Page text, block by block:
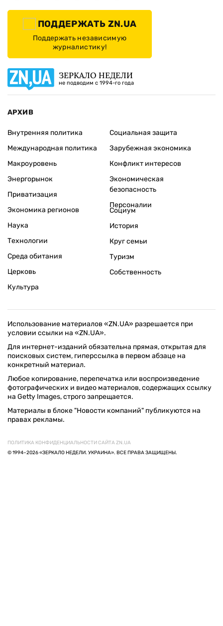
ПОДДЕРЖАТЬ ZN.UA
Поддержать независимую
журналистику!
ЗЕРКАЛО НЕДЕЛИ
не подводим с 1994-го года
АРХИВ
Внутренняя политика
Международная политика
Макроуровень
Энергорынок
Приватизация
Экономика регионов
Социальная защита
Зарубежная экономика
Конфликт интересов
Экономическая
безопасность
Персоналии
Наука
Технологии
Среда обитания
Церковь
Культура
Социум
История
Круг семьи
Туризм
Собственность
Использование материалов «ZN.UA» разрешается при
условии ссылки на «ZN.UA».
Для интернет-изданий обязательна прямая, открытая для
поисковых систем, гиперссылка в первом абзаце на
конкретный материал.
Любое копирование, перепечатка или воспроизведение
фотографических и видео материалов, содержащих ссылку
на Getty Images, строго запрещается.
Материалы в блоке "Новости компаний" публикуются на
правах рекламы.
ПОЛИТИКА КОНФИДЕНЦИАЛЬНОСТИ САЙТА ZN.UA
© 1994–2026 «ЗЕРКАЛО НЕДЕЛИ. УКРАИНА». ВСЕ ПРАВА ЗАЩИЩЕНЫ.